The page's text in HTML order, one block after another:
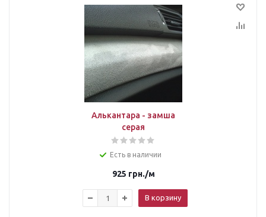
Алькантара - замша
серая
Есть в наличии
925 грн./м
В корзину